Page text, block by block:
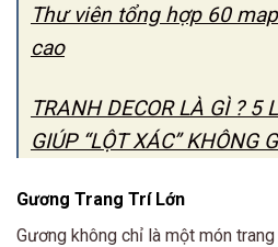
Thư viên tổng hợp 60
cao
TRANH DECOR LÀ GÌ ? 5
GIÚP “LỘT XÁC” KHÔNG
Gương Trang Trí Lớn
Gương không chỉ là một món